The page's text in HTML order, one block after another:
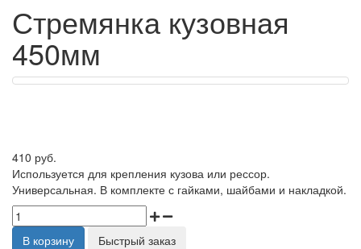
Стремянка кузовная
450мм
410 руб.
Используется для крепления кузова или рессор.
Универсальная. В комплекте с гайками, шайбами и накладкой.
В корзину
Быстрый заказ